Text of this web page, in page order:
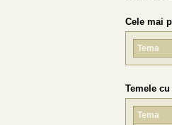
Cele mai
Tema
Temele
Tema